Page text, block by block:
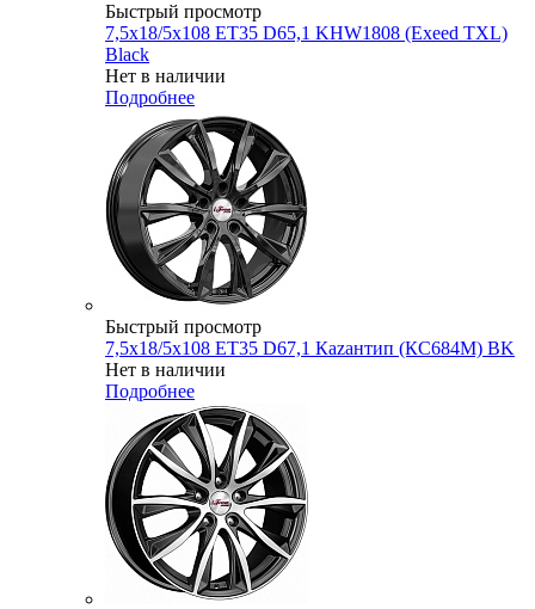
Быстрый просмотр
7,5x18/5x108 ET35 D65,1 KHW1808 (Exeed TXL)
Black
Нет в наличии
Подробнее
Быстрый просмотр
7,5x18/5x108 ET35 D67,1 Каzантип (КС684М) BK
Нет в наличии
Подробнее